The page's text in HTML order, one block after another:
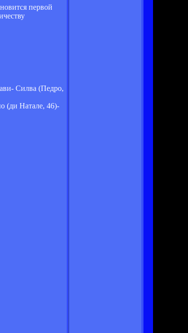
первой
Силва (Педро,
(ди Натале, 46)-